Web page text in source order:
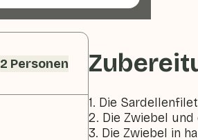
2 Personen
1. Die
2. Die Zwiebel
3. Die Zwiebel in